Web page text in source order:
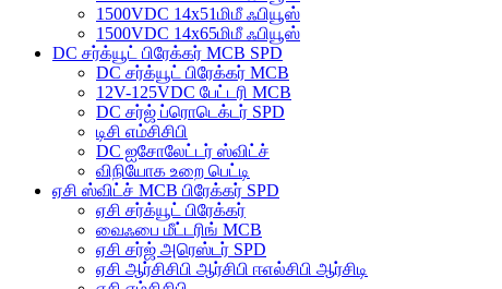
1500VDC 14x51மிமீ ஃபியூஸ்
1500VDC 14x65மிமீ ஃபியூஸ்
DC சர்க்யூட் பிரேக்கர் MCB SPD
DC சர்க்யூட் பிரேக்கர் MCB
12V-125VDC பேட்டரி MCB
DC சர்ஜ் ப்ரொடெக்டர் SPD
டிசி எம்சிசிபி
DC ஐசோலேட்டர் ஸ்விட்ச்
விநியோக உறை பெட்டி
ஏசி ஸ்விட்ச் MCB பிரேக்கர் SPD
ஏசி சர்க்யூட் பிரேக்கர்
வைஃபை மீட்டரிங் MCB
ஏசி சர்ஜ் அரெஸ்டர் SPD
ஏசி ஆர்சிசிபி ஆர்சிபி ஈஎல்சிபி ஆர்சிடி